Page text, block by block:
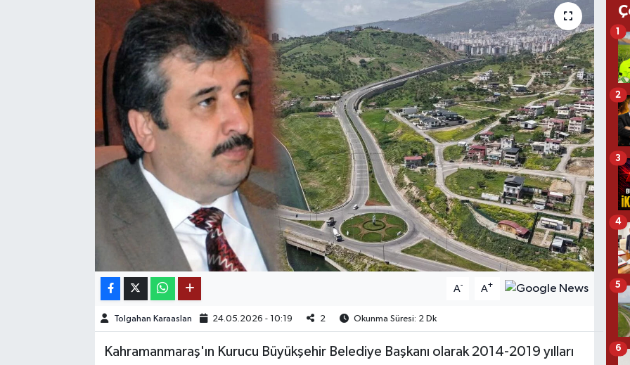
A- A+
Tolgahan Karaaslan 24.05.2026 - 10:19 2 Okunma Süresi: 2 Dk
Kahramanmaraş'ın Kurucu Büyükşehir Belediye Başkanı olarak 2014-2019 yılları
1
2
3
4
5
6
OTOMOTİV